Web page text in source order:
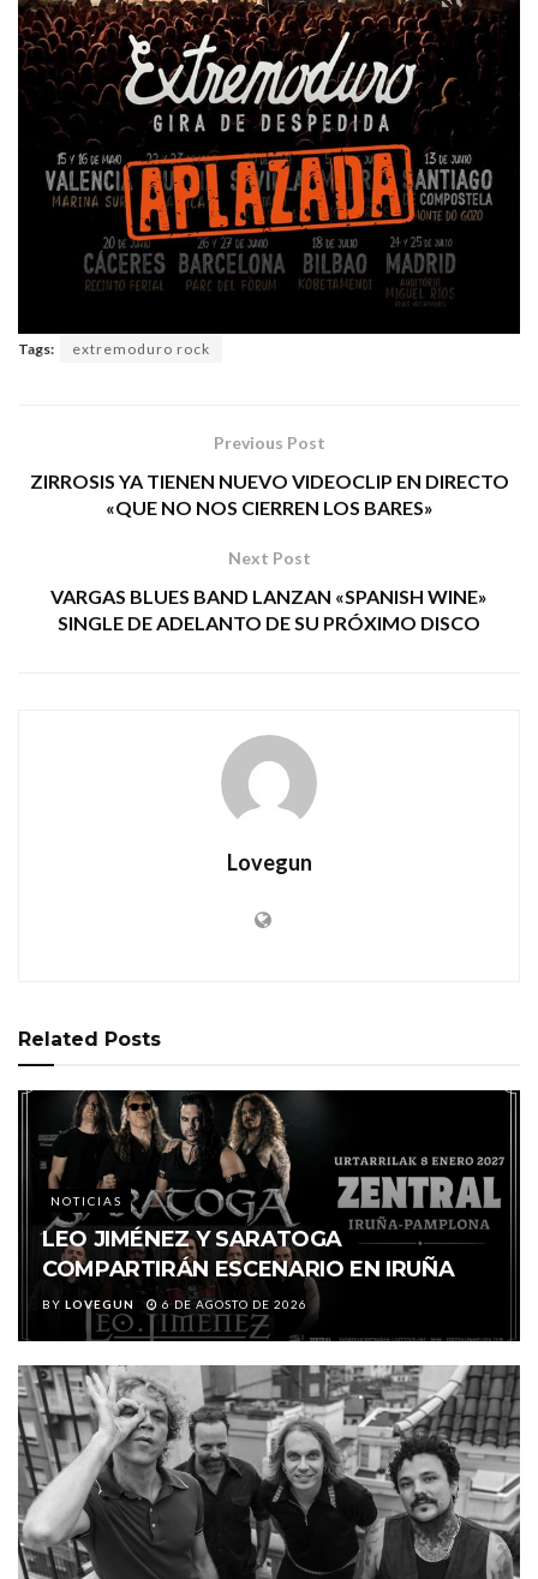
Tags: extremoduro rock
Previous Post
ZIRROSIS YA TIENEN NUEVO VIDEOCLIP EN DIRECTO
«QUE NO NOS CIERREN LOS BARES»
Next Post
VARGAS BLUES BAND LANZAN «SPANISH WINE»
SINGLE DE ADELANTO DE SU PRÓXIMO DISCO
Lovegun
Related Posts
NOTICIAS
LEO JIMÉNEZ Y SARATOGA
COMPARTIRÁN ESCENARIO EN IRUÑA
BY LOVEGUN 6 DE AGOSTO DE 2026